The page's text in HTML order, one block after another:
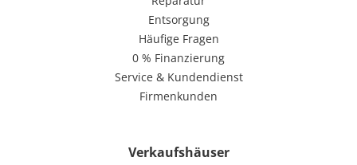
Entsorgung
Häufige Fragen
0 % Finanzierung
Service & Kundendienst
Firmenkunden
Verkaufshäuser